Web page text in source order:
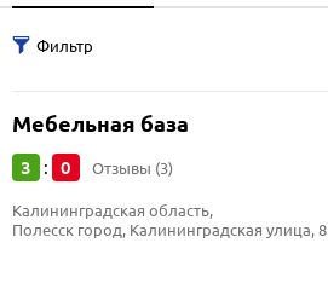
Мебельная база
3 : 0 Отзывы (3)
Калининградская область,
Полесск город, Калининградская улица, 8